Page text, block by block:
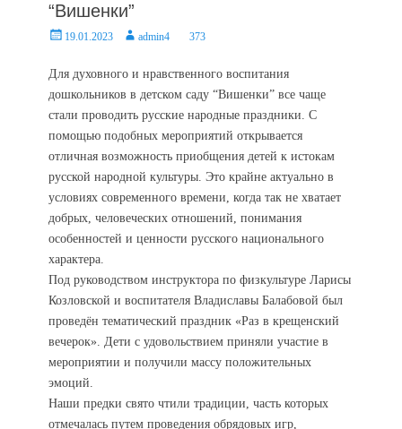
“Вишенки”
Posted19.01.2023 Authoradmin4 373
Для духовного и нравственного воспитания
дошкольников в детском саду “Вишенки” все чаще
стали проводить русские народные праздники. С
помощью подобных мероприятий открывается
отличная возможность приобщения детей к истокам
русской народной культуры. Это крайне актуально в
условиях современного времени, когда так не хватает
добрых, человеческих отношений, понимания
особенностей и ценности русского национального
характера.
Под руководством инструктора по физкультуре Ларисы
Козловской и воспитателя Владиславы Балабовой был
проведён тематический праздник «Раз в крещенский
вечерок». Дети с удовольствием приняли участие в
мероприятии и получили массу положительных
эмоций.
Наши предки свято чтили традиции, часть которых
отмечалась путем проведения обрядовых игр,